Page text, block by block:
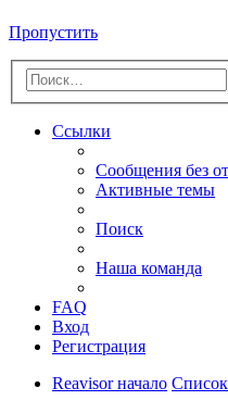
Пропустить
Ссылки
Сообщения без
Активные темы
Поиск
Наша команда
FAQ
Вход
Регистрация
Reavisor начало